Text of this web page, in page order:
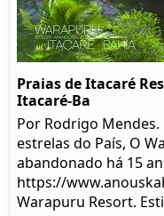
Praias de Itacaré
Itacaré-Ba
Por Rodrigo
estrelas do País, O
abandonado há 15
https://
Warapuru Resort.